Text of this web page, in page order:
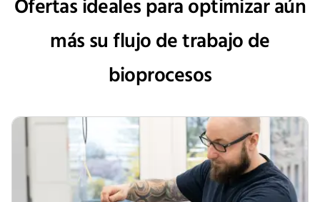
Ofertas ideales para optimizar aún
más su flujo de trabajo de
bioprocesos